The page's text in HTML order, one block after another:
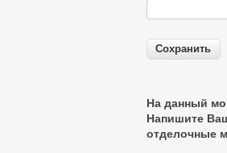
На данный
Напишите
отделочные